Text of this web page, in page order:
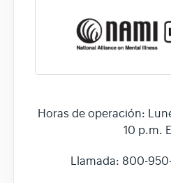
Horas de operación:
10 p.m.
Llamada: 800-